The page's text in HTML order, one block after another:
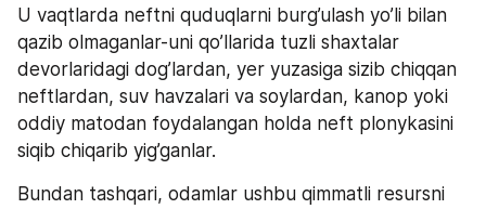
U vaqtlarda neftni quduqlarni burg’ulash yo’li bilan
qazib olmaganlar-uni qo’llarida tuzli shaxtalar
devorlaridagi dog’lardan, yer yuzasiga sizib chiqqan
neftlardan, suv havzalari va soylardan, kanop yoki
oddiy matodan foydalangan holda neft plonykasini
siqib chiqarib yig’ganlar.
Bundan tashqari, odamlar ushbu qimmatli resursni